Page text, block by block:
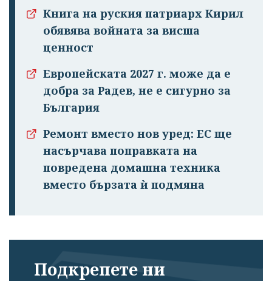
Книга на руския патриарх Кирил
обявява войната за висша
ценност
Европейската 2027 г. може да е
добра за Радев, не е сигурно за
България
Ремонт вместо нов уред: ЕС ще
насърчава поправката на
повредена домашна техника
вместо бързата ѝ подмяна
Подкрепете ни